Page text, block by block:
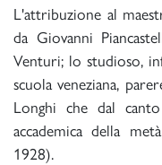
L'attribuzione al
da Giovanni
Venturi; lo studioso,
scuola veneziana,
Longhi che dal
accademica della
1928).